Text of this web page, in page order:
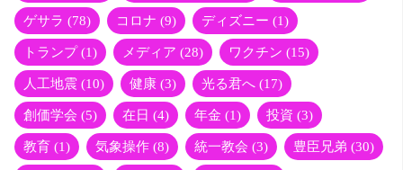
ゲサラ (78) コロナ (9) ディズニー (1)
トランプ(1) メディア (28) ワクチン (15)
人工地震 (10) 健康 (3) 光る君へ (17)
創価学会 (5) 在日 (4) 年金 (1) 投資 (3)
教育 (1) 気象操作 (8) 統一教会 (3) 豊臣兄弟 (30)